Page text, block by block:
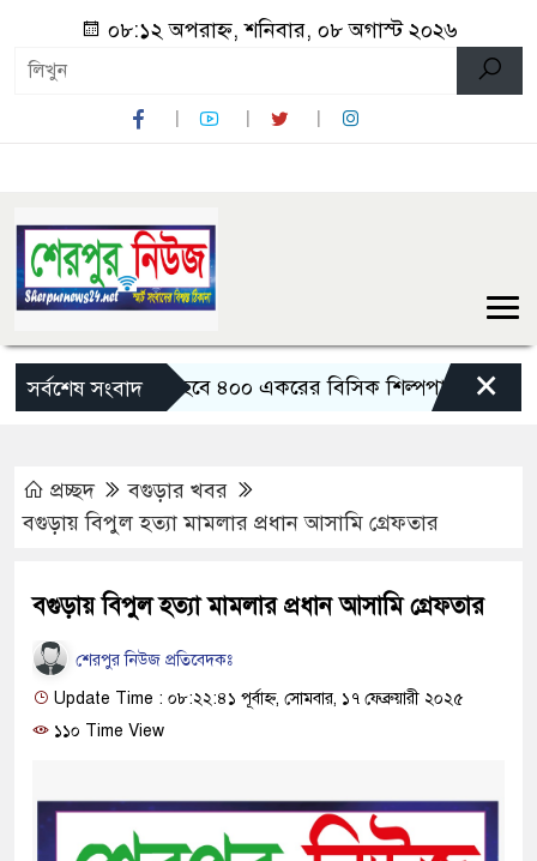
০৮:১২ অপরাহ্ন, শনিবার, ০৮ অগাস্ট ২০২৬
সর্বশেষ সংবাদ
বগুড়ায় তৈরি হবে ৪০০ একরের বিসিক শিল্পপার্ক: বাণিজ্যমন্ত্রী
×
প্রচ্ছদ
বগুড়ার খবর
বগুড়ায় বিপুল হত্যা মামলার প্রধান আসামি গ্রেফতার
বগুড়ায় বিপুল হত্যা মামলার প্রধান আসামি গ্রেফতার
শেরপুর নিউজ প্রতিবেদকঃ
Update Time : ০৮:২২:৪১ পূর্বাহ্ন, সোমবার, ১৭ ফেব্রুয়ারী ২০২৫
১১০ Time View